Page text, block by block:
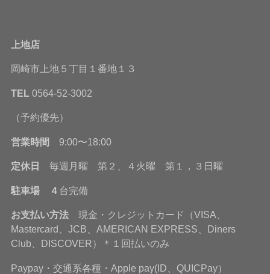
上地店
岡崎市上地５丁目１番地１３
TEL 0564-52-3002
（予約優先）
営業時間 9:00〜18:00
定休日 毎週月曜 第２、４火曜 第１，３日曜
駐車場 ４ 台完備
お支払い方法現金・クレジットカード（VISA、
Mastercard、JCB、AMERICAN EXPRESS、Diners
Club、DISCOVER）＊１回払いのみ
Paypay・交通系各種・Apple pay(ID、QUICPay）